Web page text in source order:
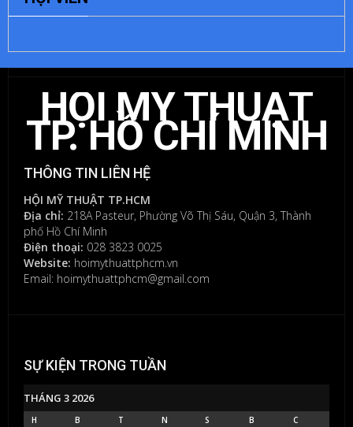
MỘT
LUẬN
Bạn
đăng
nhập
để
gửi
bình
luận.
HỘI MỸ THUẬT
TP. HỒ CHÍ MINH
THÔNG TIN LIÊN HỆ
HỘI MỸ THUẬT TP.HCM
Địa chỉ: 218A Pasteur, Phường Võ Thị Sáu, Quận 3, Thành
phố Hồ Chí Minh
Điện thoại: 028 3823 0025
Website: hoimythuattphcm.vn
Email: hoimythuattphcm@gmail.com
SỰ KIỆN TRONG TUẦN
THÁNG 3 2026
H B T N S B C